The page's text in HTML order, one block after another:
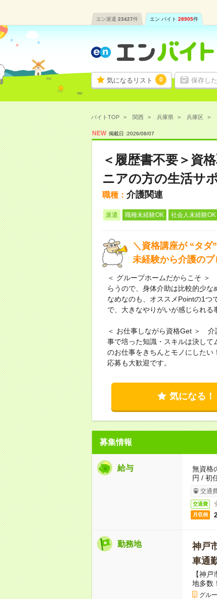
エン派遣 23427件 エン バイト 28905件
気になるリスト 0 保存し
バイトTOP 関西 兵庫県 兵庫区
NEW 掲載日 :2026/08/07
＜履歴書不要＞資
ニアの方の生活サ
職種： 介護関連
派遣 職種未経験OK 社会人未経験OK
＼資格講座が “タダ
未経験から介護の
＜ グループホームだからこそ ＞
らうので、身体介助は比較的少
なめなのも、オススメPointの1つ
で、大きなやりがいが感じられる
＜ お仕事しながら資格Get ＞ 介
事で培った知識・スキルは決し
のお仕事をきちんとモノにした
応募も大歓迎です。
気になる！
募集情報
給与
無資格
円 / 初
交通
交通費
月収例
勤務地
神戸
車通
【神
地多数！
グル